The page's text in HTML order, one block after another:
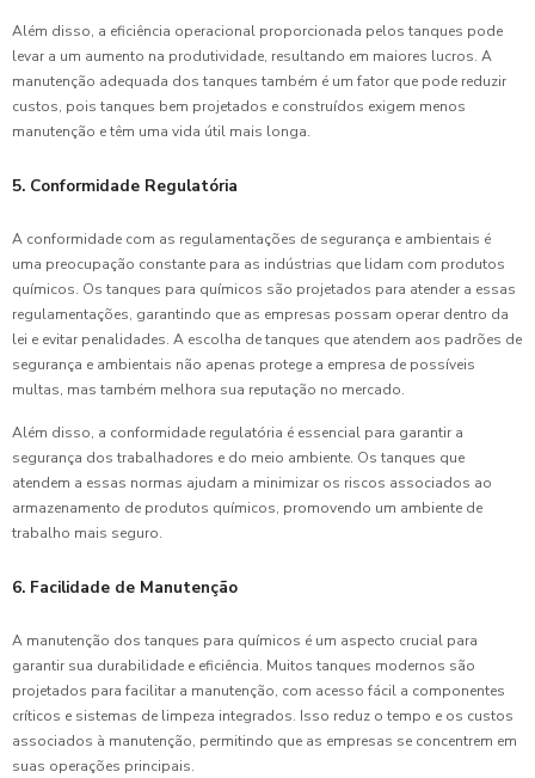
Além disso, a eficiência operacional proporcionada pelos tanques pode
levar a um aumento na produtividade, resultando em maiores lucros. A
manutenção adequada dos tanques também é um fator que pode reduzir
custos, pois tanques bem projetados e construídos exigem menos
manutenção e têm uma vida útil mais longa.
5. Conformidade Regulatória
A conformidade com as regulamentações de segurança e ambientais é
uma preocupação constante para as indústrias que lidam com produtos
químicos. Os tanques para químicos são projetados para atender a essas
regulamentações, garantindo que as empresas possam operar dentro da
lei e evitar penalidades. A escolha de tanques que atendem aos padrões de
segurança e ambientais não apenas protege a empresa de possíveis
multas, mas também melhora sua reputação no mercado.
Além disso, a conformidade regulatória é essencial para garantir a
segurança dos trabalhadores e do meio ambiente. Os tanques que
atendem a essas normas ajudam a minimizar os riscos associados ao
armazenamento de produtos químicos, promovendo um ambiente de
trabalho mais seguro.
6. Facilidade de Manutenção
A manutenção dos tanques para químicos é um aspecto crucial para
garantir sua durabilidade e eficiência. Muitos tanques modernos são
projetados para facilitar a manutenção, com acesso fácil a componentes
críticos e sistemas de limpeza integrados. Isso reduz o tempo e os custos
associados à manutenção, permitindo que as empresas se concentrem em
suas operações principais.